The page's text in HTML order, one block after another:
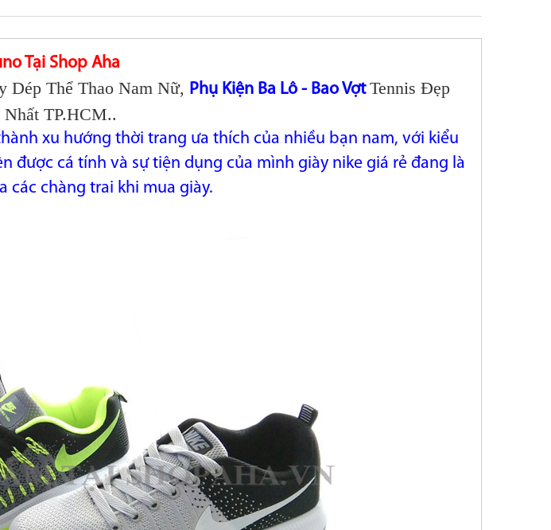
Tại Shop Aha
Dép Thể Thao Nam Nữ, Phụ Kiện Ba Lô - Bao VợtTennis Đẹp
TP.HCM..
xu hướng thời trang ưa thích của nhiều bạn nam, với kiểu
được cá tính và sự tiện dụng của mình giày nike giá rẻ đang là
các chàng trai khi mua giày.